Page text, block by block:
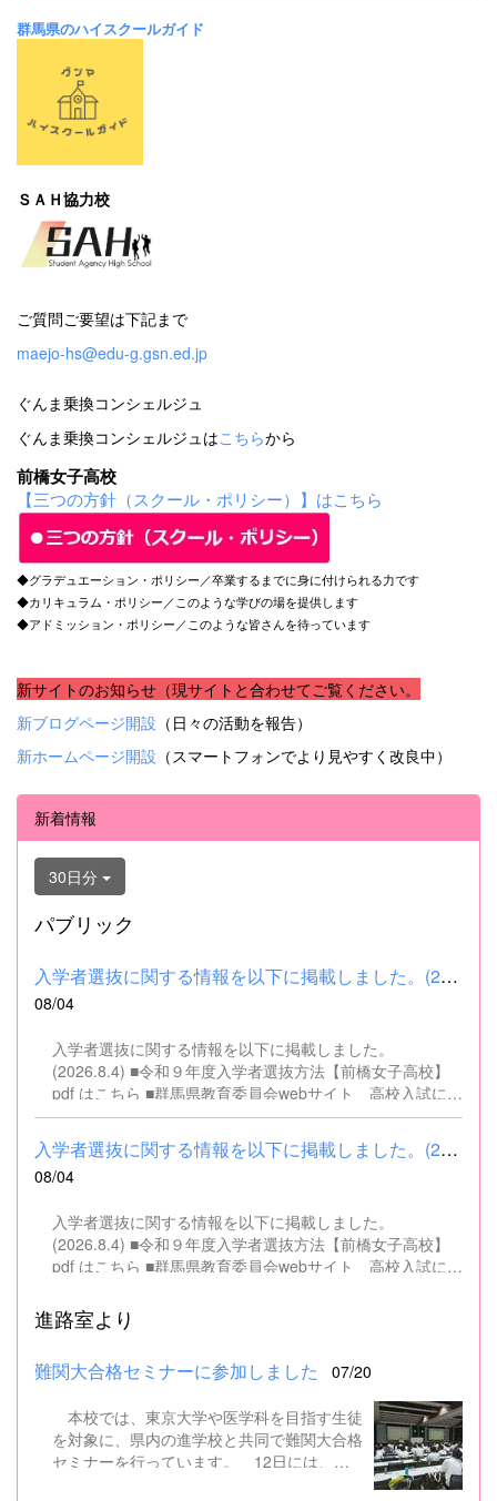
群馬県のハイスクールガイド
ＳＡＨ協力校
ご質問ご要望は下記まで
maejo-hs@edu-g.gsn.ed.jp
ぐんま乗換コンシェルジュ
ぐんま乗換コンシェルジュはこちらから
前橋女子高校
【三つの方針（スクール・ポリシー）】はこちら
◆グラデュエーション・ポリシー／卒業するまでに身に付けられる力です
◆カリキュラム・ポリシー／このような学びの場を提供します
◆アドミッション・ポリシー／このような皆さんを待っています
新サイトのお知らせ（現サイトと合わせてご覧ください。
新ブログページ開設 （日々の活動を報告）
新ホームページ開設 （スマートフォンでより見やすく改良中）
新着情報
30日分
パブリック
入学者選抜に関する情報を以下に掲載しました。(2026.8.4) ■令和...
08/04
入学者選抜に関する情報を以下に掲載しました。
(2026.8.4) ■令和９年度入学者選抜方法【前橋女子高校】
pdf はこちら ■群馬県教育委員会webサイト 高校入試に関
するページはこちら
入学者選抜に関する情報を以下に掲載しました。(2026.8.4) ■令和...
08/04
入学者選抜に関する情報を以下に掲載しました。
(2026.8.4) ■令和９年度入学者選抜方法【前橋女子高校】
pdf はこちら ■群馬県教育委員会webサイト 高校入試に関
進路室より
難関大合格セミナーに参加しました 07/20
本校では、東京大学や医学科を目指す生徒
を対象に、県内の進学校と共同で難関大合格
セミナーを行っています。 12日には、本